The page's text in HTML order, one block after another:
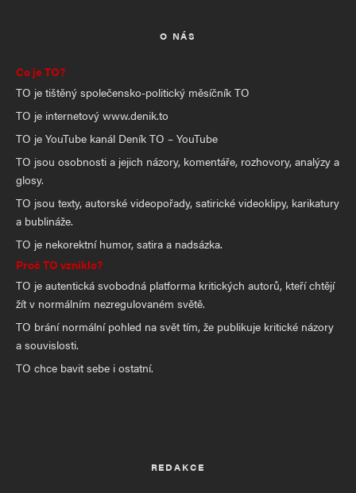
O NÁS
Co je TO?
TO je tištěný společensko-politický měsíčník TO
TO je internetový www.denik.to
TO je YouTube kanál Deník TO – YouTube
TO jsou osobnosti a jejich názory, komentáře, rozhovory, analýzy a
glosy.
TO jsou texty, autorské videopořady, satirické videoklipy, karikatury
a bublináže.
TO je nekorektní humor, satira a nadsázka.
Proč TO vzniklo?
TO je autentická svobodná platforma kritických autorů, kteří chtějí
žít v normálním nezregulovaném světě.
TO brání normální pohled na svět tím, že publikuje kritické názory
a souvislosti.
TO chce bavit sebe i ostatní.
REDAKCE